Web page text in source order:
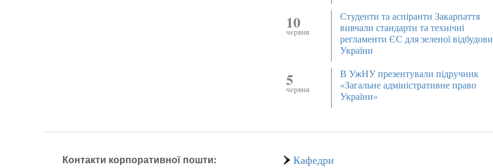
10
червня
Студенти та аспіранти Закарпаття
вивчали стандарти та технічні
регламенти ЄС для зеленої відбудови
України
5
червня
В УжНУ презентували підручник
«Загальне адміністративне право
України»
Кафедри
Контакти корпоративної пошти: